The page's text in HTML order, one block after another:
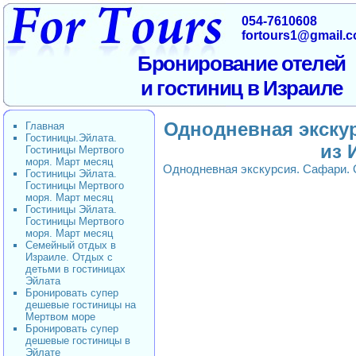
054-7610608
Бронирование отелей
и гостиниц в Израиле
Главная
Гостиницы.Эйлата.
Гостиницы Мертвого
моря. Март месяц
Гостиницы Эйлата.
Гостиницы Мертвого
моря. Март месяц
Гостиницы Эйлата.
Гостиницы Мертвого
моря. Март месяц
Семейный отдых в
Израиле. Отдых с
детьми в гостиницах
Эйлата
Бронировать супер
дешевые гостиницы на
Мертвом море
Бронировать супер
дешевые гостиницы в
Эйлате
Однодневная
из
Однодневная экскурсия.